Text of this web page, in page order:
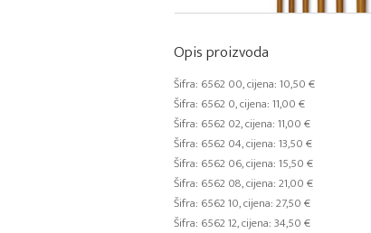
Opis proizvoda
Šifra: 6562 00, cijena: 10,50 €
Šifra: 6562 0, cijena: 11,00 €
Šifra: 6562 02, cijena: 11,00 €
Šifra: 6562 04, cijena: 13,50 €
Šifra: 6562 06, cijena: 15,50 €
Šifra: 6562 08, cijena: 21,00 €
Šifra: 6562 10, cijena: 27,50 €
Šifra: 6562 12, cijena: 34,50 €